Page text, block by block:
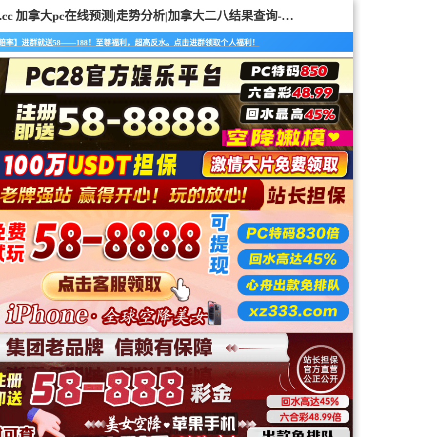
无双预测：pcyc.cc 加拿大pc在线预测|走势分析|加拿大二八结果查询-大仙加拿大预测